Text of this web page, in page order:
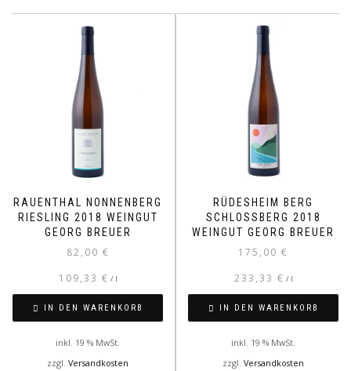
RAUENTHAL NONNENBERG
RIESLING 2018 WEINGUT
GEORG BREUER
82,00 €
109,33 € / l
IN DEN WARENKORB
inkl. 19 % MwSt.
zzgl. Versandkosten
RÜDESHEIM BERG
SCHLOSSBERG 2018
WEINGUT GEORG BREUER
175,00 €
233,33 € / l
IN DEN WARENKORB
inkl. 19 % MwSt.
zzgl. Versandkosten